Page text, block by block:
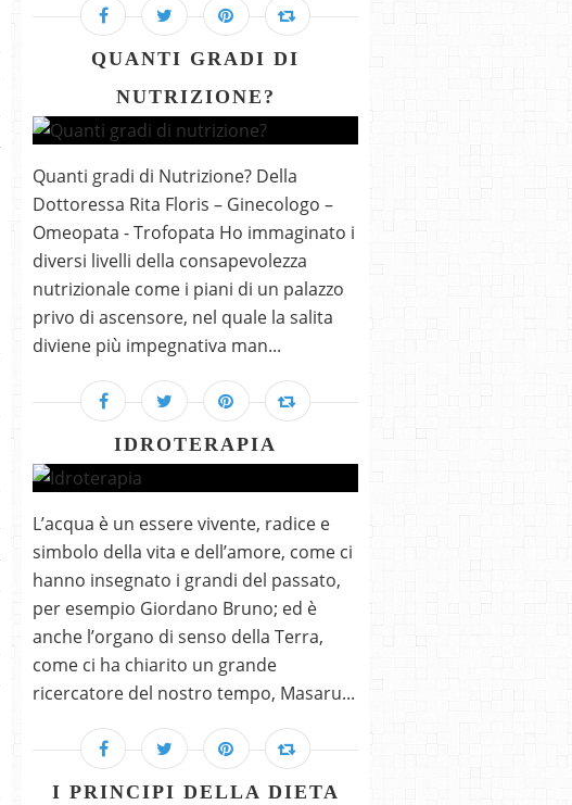
QUANTI GRADI DI
NUTRIZIONE?
Quanti gradi di Nutrizione? Della
Dottoressa Rita Floris – Ginecologo –
Omeopata - Trofopata Ho immaginato i
diversi livelli della consapevolezza
nutrizionale come i piani di un palazzo
privo di ascensore, nel quale la salita
diviene più impegnativa man...
IDROTERAPIA
L’acqua è un essere vivente, radice e
simbolo della vita e dell’amore, come ci
hanno insegnato i grandi del passato,
per esempio Giordano Bruno; ed è
anche l’organo di senso della Terra,
come ci ha chiarito un grande
ricercatore del nostro tempo, Masaru...
I PRINCIPI DELLA DIETA